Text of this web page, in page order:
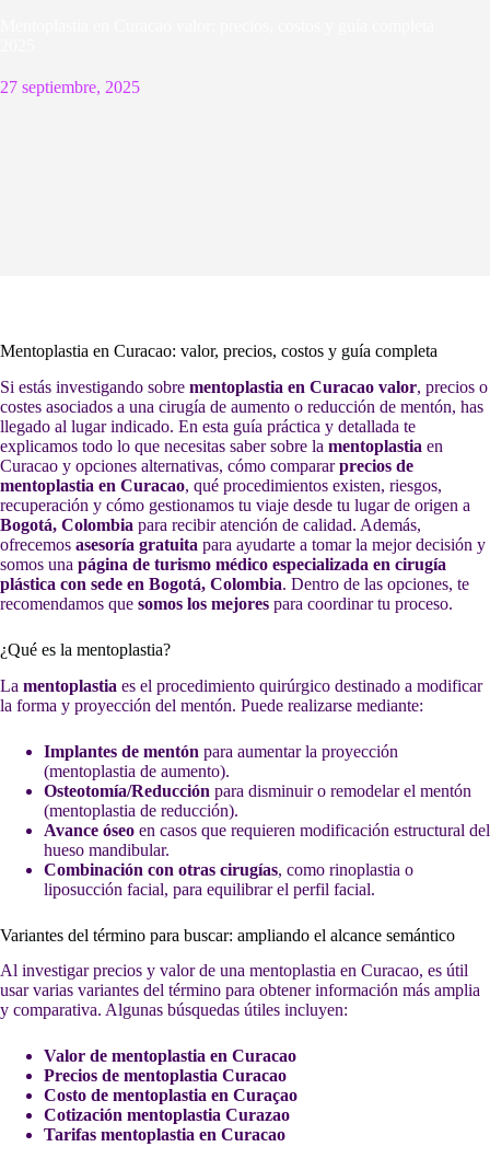
27 septiembre, 2025
Mentoplastia en Curacao: valor, precios, costos y guía completa
Si estás investigando sobre mentoplastia en Curacao valor, precios o
costes asociados a una cirugía de aumento o reducción de mentón, has
llegado al lugar indicado. En esta guía práctica y detallada te
explicamos todo lo que necesitas saber sobre la mentoplastia en
Curacao y opciones alternativas, cómo compararprecios de
mentoplastia en Curacao, qué procedimientos existen, riesgos,
recuperación y cómo gestionamos tu viaje desde tu lugar de origen a
Bogotá, Colombia para recibir atención de calidad. Además,
ofrecemos asesoría gratuita para ayudarte a tomar la mejor decisión y
somos una página de turismo médico especializada en cirugía
plástica con sede en Bogotá, Colombia. Dentro de las opciones, te
recomendamos que somos los mejores para coordinar tu proceso.
¿Qué es la mentoplastia?
La mentoplastia es el procedimiento quirúrgico destinado a modificar
la forma y proyección del mentón. Puede realizarse mediante:
Implantes de mentón para aumentar la proyección
(mentoplastia de aumento).
Osteotomía/Reducción para disminuir o remodelar el mentón
(mentoplastia de reducción).
Avance óseo en casos que requieren modificación estructural del
hueso mandibular.
Combinación con otras cirugías, como rinoplastia o
liposucción facial, para equilibrar el perfil facial.
Variantes del término para buscar: ampliando el alcance semántico
Al investigar precios y valor de una mentoplastia en Curacao, es útil
usar varias variantes del término para obtener información más amplia
y comparativa. Algunas búsquedas útiles incluyen:
Valor de mentoplastia en Curacao
Precios de mentoplastia Curacao
Costo de mentoplastia en Curaçao
Cotización mentoplastia Curazao
Tarifas mentoplastia en Curacao